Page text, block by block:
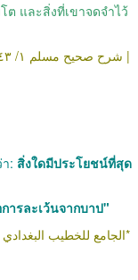
และสิ่งที่เขาจดจำไว้
- شرح صحيح مسلم ١/ ٤٣ |
: สิ่งใดมีประโยชน์ที่สุด
ารละเว้นจากบาป"
*الجامع للخطيب البغدادي (٢٥٨/٢)*